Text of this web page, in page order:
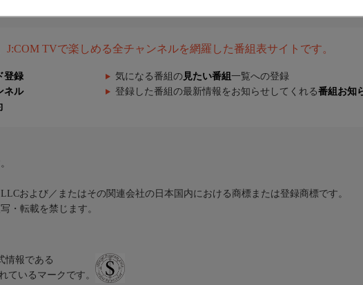
J:COM TVで楽しめる全チャンネルを網羅した番組表サイトです。
登録 気になる番組の 見たい番組 一覧への登録
ネル 登録した番組の最新情報をお知らせしてくれる番組お知
および／またはその関連会社の日本国内における商標または登録商標です。
・転載を禁じます。
情報である
ているマークです。